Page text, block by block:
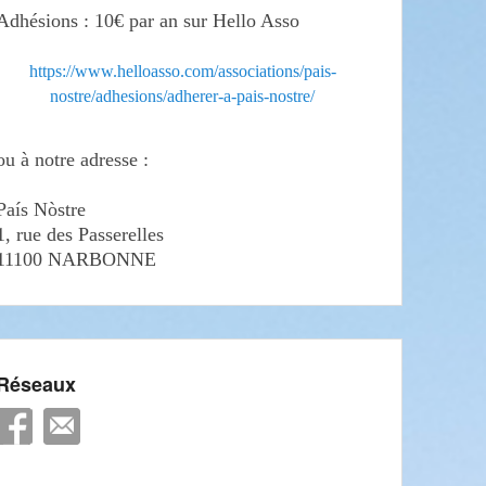
: 10€ par an sur Hello Asso
https://www.helloasso.com/associations/pais-
nostre/adhesions/adherer-a-pais-nostre/
à notre adresse :
Nòstre
rue des Passerelles
NARBONNE